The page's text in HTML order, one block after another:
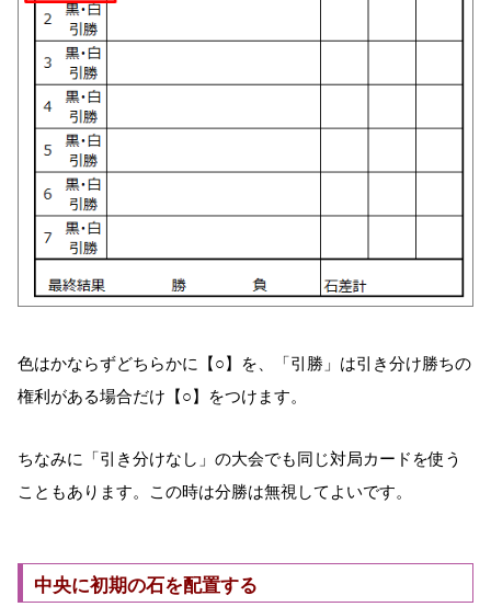
色はかならずどちらかに【○】を、「引勝」は引き分け勝ちの
権利がある場合だけ【○】をつけます。
ちなみに「引き分けなし」の大会でも同じ対局カードを使う
こともあります。この時は分勝は無視してよいです。
中央に初期の石を配置する